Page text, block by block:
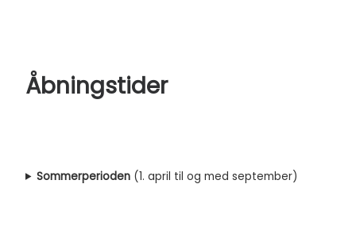
Åbningstider
Sommerperioden (1. april til og med september)